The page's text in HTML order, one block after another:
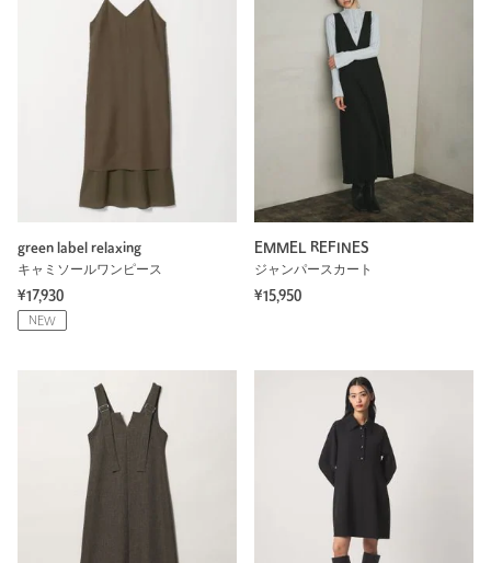
green label relaxing
キャミソールワンピース
¥17,930
NEW
EMMEL REFINES
ジャンパースカート
¥15,950